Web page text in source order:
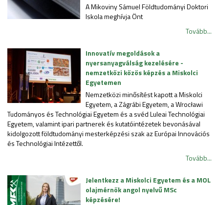
A Mikoviny Sámuel Földtudományi Doktori
Iskola meghívja Önt
Tovább...
Innovatív megoldások a
nyersanyagválság kezelésére -
nemzetközi közös képzés a Miskolci
Egyetemen
Nemzetközi minősítést kapott a Miskolci
Egyetem, a Zágrábi Egyetem, a Wrocławi
Tudományos és Technológiai Egyetem és a svéd Luleai Technológiai
Egyetem, valamint ipari partnerek és kutatóintézetek bevonásával
kidolgozott földtudományi mesterképzési szak az Európai Innovációs
és Technológiai Intézettől.
Tovább...
Jelentkezz a Miskolci Egyetem és a MOL
olajmérnök angol nyelvű MSc
képzésére!